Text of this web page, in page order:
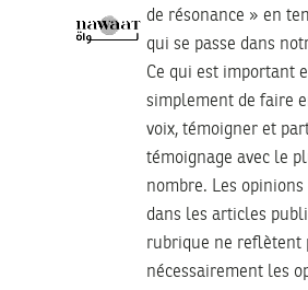
de résonance » en
qui se passe dans
Ce qui est important
simplement de faire
voix, témoigner et
témoignage avec le
nombre. Les opinions
dans les articles
rubrique ne reflètent
nécessairement les